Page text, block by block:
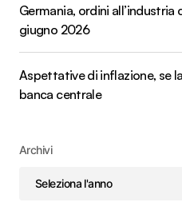
Germania, ordini
giugno 2026
Aspettative di inflazione, se
banca centrale
Archivi